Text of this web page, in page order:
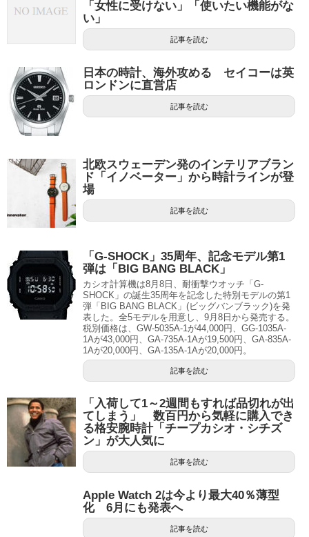
「女性に受けない」「使いたい機能がな
い」
記事を読む
日本の時計、海外攻める セイコーは英
ロンドンに直営店
記事を読む
北欧スウェーデン発のインテリアブラン
ド「イノベーター」から時計ラインが登
場
記事を読む
「G-SHOCK」35周年、記念モデル第1
弾は「BIG BANG BLACK」
カシオ計算機は8月8日、耐衝撃ウオッチ「G-
SHOCK」の誕生35周年を記念した特別モデルの第1
弾「BIG BANG BLACK」(ビッグバンブラック)を発
表した。全5モデルを用意し、9月8日から発売する。
税別価格は、GW-5035A-1が44,000円、GG-1035A-
1Aが43,000円、GA-735A-1Aが19,500円、GA-835A-
1Aが20,000円、GA-135A-1Aが20,000円。
記事を読む
「入荷して1～2週間もすれば品切れが出
てしまう」 数百円から気軽に購入でき
る格安腕時計「チープカシオ・シチズ
ン」が大人気に
記事を読む
Apple Watch 2は今より最大40％薄型
化 6月にも発表へ
記事を読む